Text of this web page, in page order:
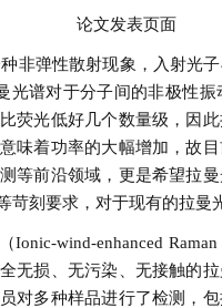
论文发表页面
弹性散射现象，入射光
光谱对于分子间的非极性
荧光低好几个数量级，因
味着功率的大幅增加，故
等前沿领域，更是希望拉
刻要求，对于现有的拉曼
wind-enhanced Raman
无损、无污染、无接触的
对多种样品进行了检测，